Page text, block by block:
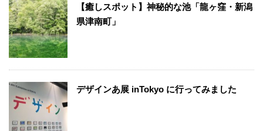
【癒しスポット】神秘的な池「龍ヶ窪・新潟
県津南町」
デザインあ展 inTokyo に行ってみました